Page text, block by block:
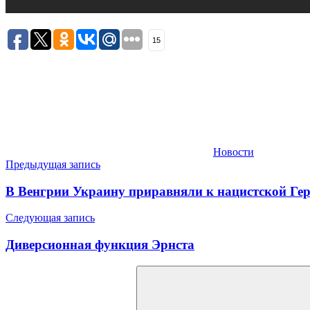
15
Новости
Навигация
по
записям
Предыдущая запись
В Венгрии Украину приравняли к нацистской
Следующая запись
Диверсионная функция Эрнста